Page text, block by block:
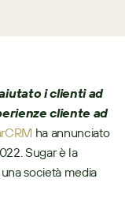
i clienti ad
cliente ad
ha annunciato
Sugar è la
una società media